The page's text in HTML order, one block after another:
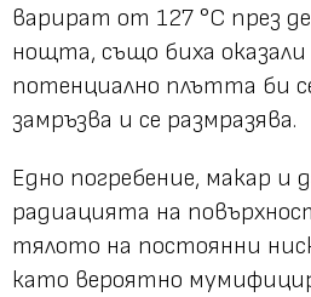
варират от 127 °C през
нощта, също биха
потенциално плътта би
замръзва и се размразява.
Едно погребение, макар и
радиацията на
тялото на постоянни
като вероятно